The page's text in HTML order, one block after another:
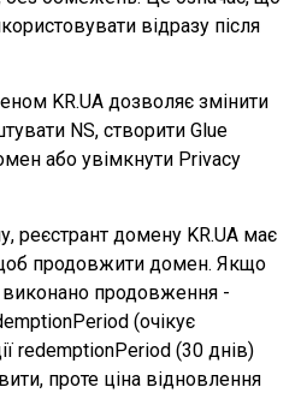
відразу після
KR.UA дозволяє змінити
NS, створити Glue
або увімкнути Privacy
реєстрант домену KR.UA має
продовжити домен. Якщо
виконано продовження -
(очікує
redemptionPeriod (30 днів)
проте ціна відновлення